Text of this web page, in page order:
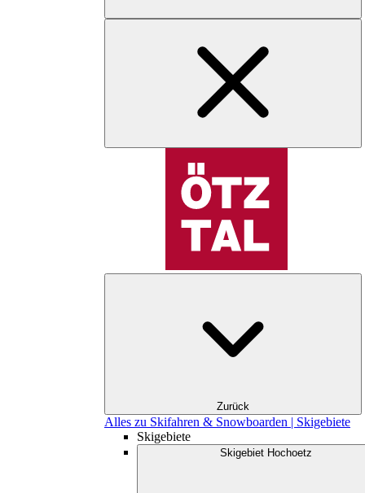
Zurück
Alles zu Skifahren & Snowboarden | Skigebiete
Skigebiete
Skigebiet Hochoetz